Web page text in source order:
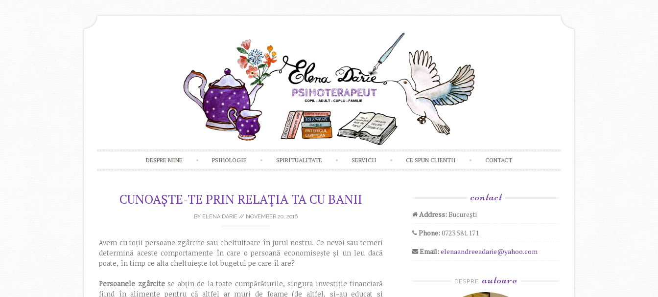
DESPRE MINE PSIHOLOGIE SPIRITUALITATE SERVICII CE SPUN CLIENTII CONTACT
CUNOAȘTE-TE PRIN RELAȚIA TA CU BANII
BY ELENA DARIE // NOVEMBER 20, 2016
Avem cu toții persoane zgârcite sau cheltuitoare în jurul nostru. Ce nevoi sau temeri
determină aceste comportamente în care o persoană economisește și un leu dacă
poate, în timp ce alta cheltuiește tot bugetul pe care îl are?
Persoanele zgârcitese abțin de la toate cumpărăturile, singura investiție financiară
fiind în alimente pentru că altfel ar muri de foame (de altfel, și-au educat și
contact
Address:București
Phone:0723.581.171
Email:elenaandreeadarie@yahoo.com
DESPRE autoare